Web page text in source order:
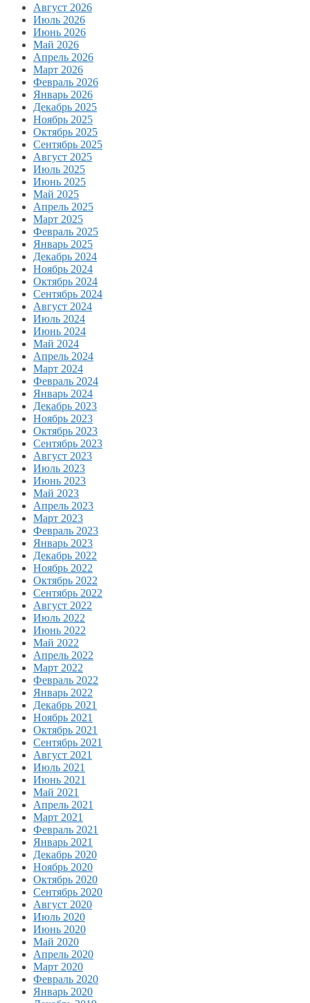
Август 2026
Июль 2026
Июнь 2026
Май 2026
Апрель 2026
Март 2026
Февраль 2026
Январь 2026
Декабрь 2025
Ноябрь 2025
Октябрь 2025
Сентябрь 2025
Август 2025
Июль 2025
Июнь 2025
Май 2025
Апрель 2025
Март 2025
Февраль 2025
Январь 2025
Декабрь 2024
Ноябрь 2024
Октябрь 2024
Сентябрь 2024
Август 2024
Июль 2024
Июнь 2024
Май 2024
Апрель 2024
Март 2024
Февраль 2024
Январь 2024
Декабрь 2023
Ноябрь 2023
Октябрь 2023
Сентябрь 2023
Август 2023
Июль 2023
Июнь 2023
Май 2023
Апрель 2023
Март 2023
Февраль 2023
Январь 2023
Декабрь 2022
Ноябрь 2022
Октябрь 2022
Сентябрь 2022
Август 2022
Июль 2022
Июнь 2022
Май 2022
Апрель 2022
Март 2022
Февраль 2022
Январь 2022
Декабрь 2021
Ноябрь 2021
Октябрь 2021
Сентябрь 2021
Август 2021
Июль 2021
Июнь 2021
Май 2021
Апрель 2021
Март 2021
Февраль 2021
Январь 2021
Декабрь 2020
Ноябрь 2020
Октябрь 2020
Сентябрь 2020
Август 2020
Июль 2020
Июнь 2020
Май 2020
Апрель 2020
Март 2020
Февраль 2020
Январь 2020